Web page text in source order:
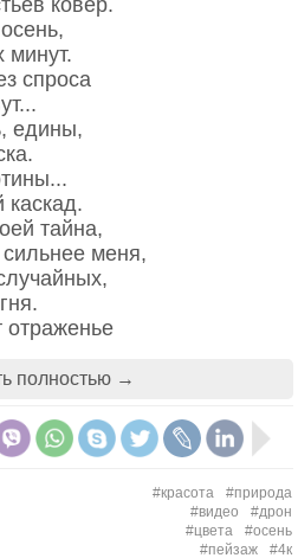
цветов,
капризных.
зависит от
В сумерках он
в серый
с большого расстояния
и превращается совсем
в кустарных
нужно, например на
неровности дна образуют
глубокие, разноцветные,
Купаться в этих
покой, легкость и
джунгли, небо, зеленые,
камни, застывший где-то
сокол, выискивающий
цветная прохладная
клетку тела.
ковёр.
минут.
спроса
едины,
каскад.
тайна,
сильнее меня,
смущеньем,
спеша.
красива,
полностью →
#красота
#природа
#видео
#дрон
#цвета
#осень
#пейзаж
#4к